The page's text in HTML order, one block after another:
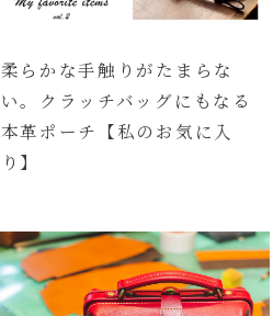
柔らかな手触りがたまらな
い。クラッチバッグにもなる
本革ポーチ【私のお気に入
り】